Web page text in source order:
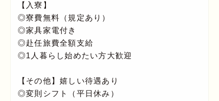
【入寮】
◎寮費無料（規定あり）
◎家具家電付き
◎赴任旅費全額支給
◎1人暮らし始めたい方大歓迎
【その他】嬉しい待遇あり
◎変則シフト（平日休み）